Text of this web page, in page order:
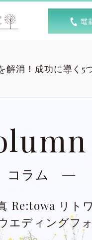
大宮
解消！成功に導く5
コラム
Re:towa リト
エディングフ